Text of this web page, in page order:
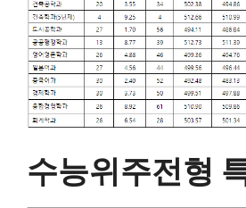
수능위주전형